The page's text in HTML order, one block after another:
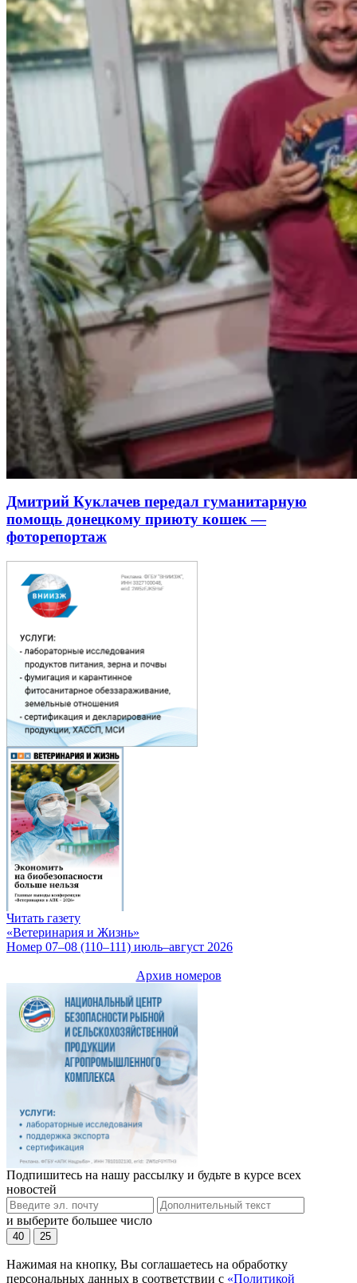
Дмитрий Куклачев передал гуманитарную
помощь донецкому приюту кошек —
фоторепортаж
Читать газету
«Ветеринария и Жизнь»
Номер 07–08 (110–111) июль–август 2026
Архив номеров
Подпишитесь на нашу рассылку и будьте в курсе всех
новостей
и выберите большее число
40 25
Нажимая на кнопку, Вы соглашаетесь на обработку
персональных данных в соответствии с «Политикой